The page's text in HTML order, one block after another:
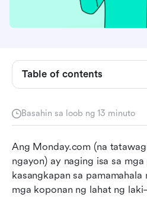
Basahin sa loob ng 13 minuto
Ang Monday.com (na
ngayon) ay naging isa sa
kasangkapan sa
mga koponan ng lahat ng
Table of contents
Ano ang Lunes at para
Lunes
Ihambing ang mga
iba't ibang mga plano ng